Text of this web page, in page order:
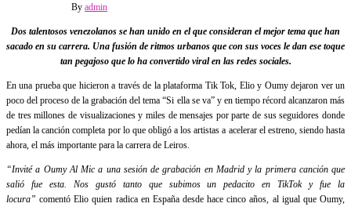
By admin
Dos talentosos venezolanos se han unido en el que consideran el mejor tema que han
sacado en su carrera. Una fusión de ritmos urbanos que con sus voces le dan ese toque
tan pegajoso que lo ha convertido viral en las redes sociales.
En una prueba que hicieron a través de la plataforma Tik Tok, Elio y Oumy dejaron ver un
poco del proceso de la grabación del tema “Si ella se va” y en tiempo récord alcanzaron más
de tres millones de visualizaciones y miles de mensajes por parte de sus seguidores donde
pedían la canción completa por lo que obligó a los artistas a acelerar el estreno, siendo hasta
ahora, el más importante para la carrera de Leiros.
“Invité a Oumy Al Mic a una sesión de grabación en Madrid y la primera canción que
salió fue esta. Nos gustó tanto que subimos un pedacito en TikTok y fue la
locura” comentó Elio quien radica en España desde hace cinco años, al igual que Oumy,